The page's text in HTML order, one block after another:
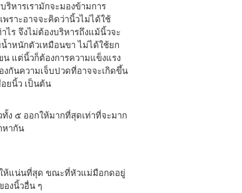
ริหารเรามักจะมองข้ามการ
พราะอาจจะคิดว่านิ้วไม่ได้ใช้
ไร จึงไม่ต้องบริหารถึงแม้นิ้วจะ
ำหนักตัวเหมือนขา ไม่ได้ใช้ยก
น แต่นิ้วก็ต้องการความแข็งแรง
งกันความเจ็บปวดที่อาจจะเกิดขึ้น
ยนิ้ว เป็นต้น
ทั้ง ๕ ออกให้มากที่สุดเท่าที่จะมาก
หากัน
ห้แน่นที่สุด ขณะที่หัวแม่มือกดอยู่
องนิ้วอื่น ๆ